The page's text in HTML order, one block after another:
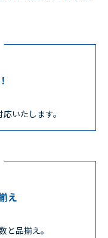
いたします。
え
と品揃え。